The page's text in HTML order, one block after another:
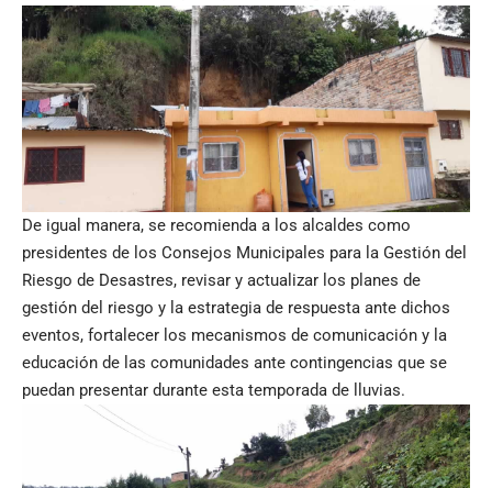
De igual manera, se recomienda a los alcaldes como
presidentes de los Consejos Municipales para la Gestión del
Riesgo de Desastres, revisar y actualizar los planes de
gestión del riesgo y la estrategia de respuesta ante dichos
eventos, fortalecer los mecanismos de comunicación y la
educación de las comunidades ante contingencias que se
puedan presentar durante esta temporada de lluvias.